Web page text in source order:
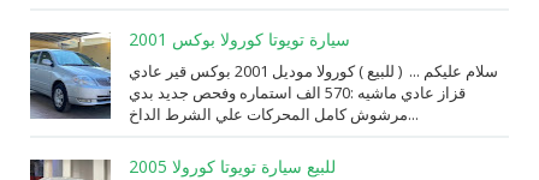
سيارة تويوتا كورولا بوكس 2001
سلام عليكم ... ( للبيع ) كورولا موديل 2001 بوكس قير عادي
قزاز عادي ماشيه :570 الف استماره وفحص جديد بدي
مرشوش كامل المحركات علي الشرط الداخ...
للبيع سيارة تويوتا كورولا 2005